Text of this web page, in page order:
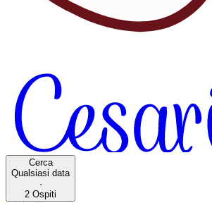
Cerca
Qualsiasi data
·
2 Ospiti